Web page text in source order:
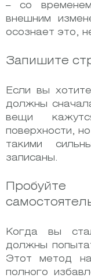
– со
внешним
осознает это,
Запишите
Если вы
должны
вещи
поверхности,
такими
записаны.
Когда вы
должны
Этот метод
полного